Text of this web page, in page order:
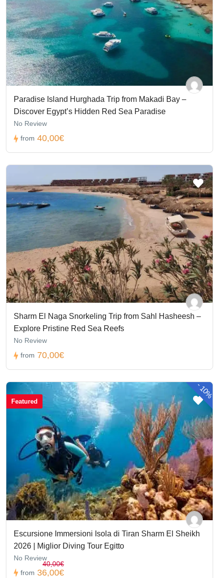
Paradise Island Hurghada Trip from Makadi Bay –
Discover Egypt’s Hidden Red Sea Paradise
No Review
from 40,00€
Sharm El Naga Snorkeling Trip from Sahl Hasheesh –
Explore Pristine Red Sea Reefs
No Review
from 70,00€
-
10%
Featured
Escursione Immersioni Isola di Tiran Sharm El Sheikh
2026 | Miglior Diving Tour Egitto
No Review
from
40,00€
36,00€